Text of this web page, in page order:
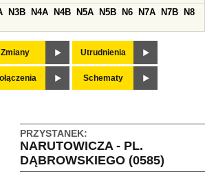
N3B N4A N4B N5A N5B N6 N7A N7B
N8
Zmiany Utrudnienia
Schematy
PRZYSTANEK:
NARUTOWICZA - PL.
DĄBROWSKIEGO (0585)